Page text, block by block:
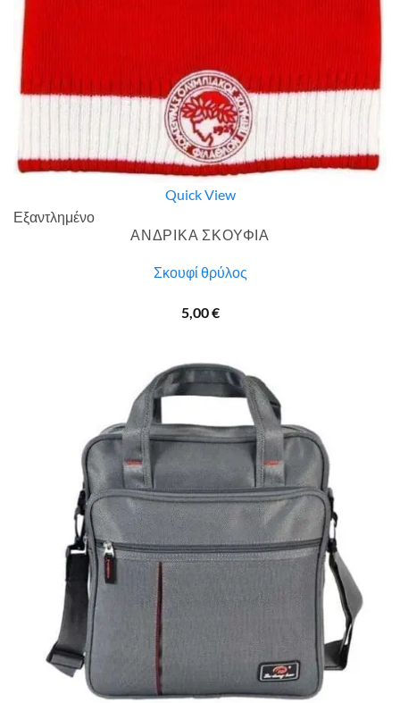
Quick View
Εξαντλημένο
ΑΝΔΡΙΚΑ ΣΚΟΥΦΙΑ
Σκουφί θρύλος
5,00€